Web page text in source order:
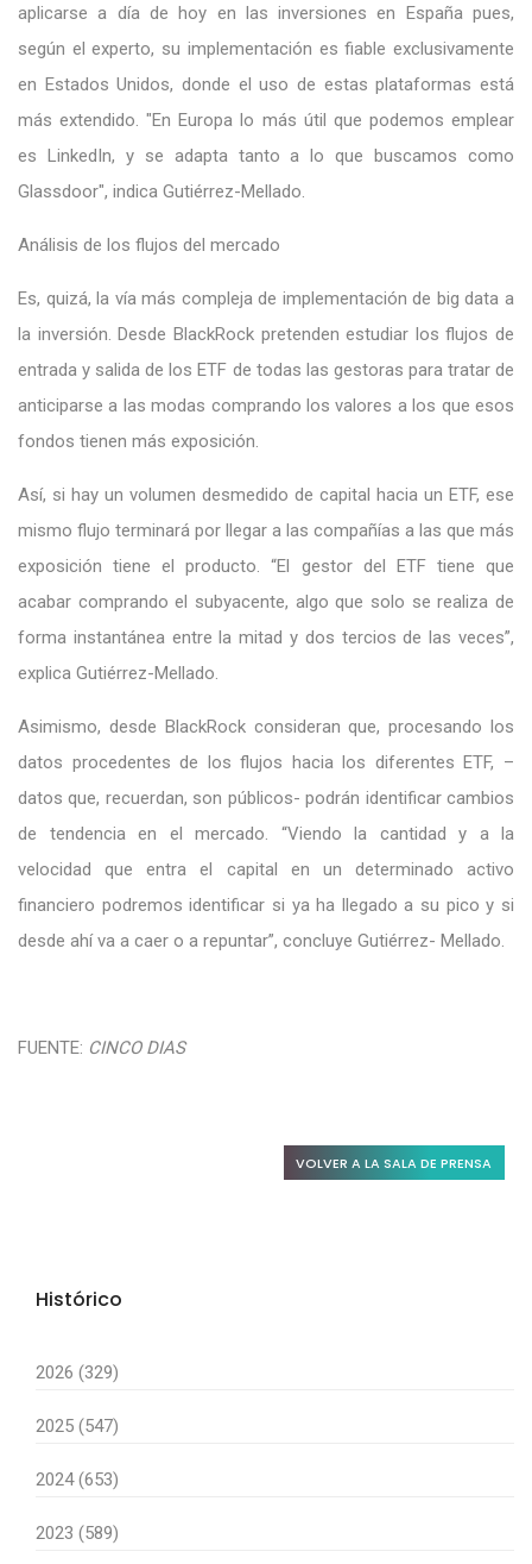
aplicarse a día de hoy en las inversiones en España pues,
según el experto, su implementación es fiable exclusivamente
en Estados Unidos, donde el uso de estas plataformas está
más extendido. "En Europa lo más útil que podemos emplear
es LinkedIn, y se adapta tanto a lo que buscamos como
Glassdoor", indica Gutiérrez-Mellado.
Análisis de los flujos del mercado
Es, quizá, la vía más compleja de implementación de big data a
la inversión. Desde BlackRock pretenden estudiar los flujos de
entrada y salida de los ETF de todas las gestoras para tratar de
anticiparse a las modas comprando los valores a los que esos
fondos tienen más exposición.
Así, si hay un volumen desmedido de capital hacia un ETF, ese
mismo flujo terminará por llegar a las compañías a las que más
exposición tiene el producto. “El gestor del ETF tiene que
acabar comprando el subyacente, algo que solo se realiza de
forma instantánea entre la mitad y dos tercios de las veces”,
explica Gutiérrez-Mellado.
Asimismo, desde BlackRock consideran que, procesando los
datos procedentes de los flujos hacia los diferentes ETF, –
datos que, recuerdan, son públicos- podrán identificar cambios
de tendencia en el mercado. “Viendo la cantidad y a la
velocidad que entra el capital en un determinado activo
financiero podremos identificar si ya ha llegado a su pico y si
desde ahí va a caer o a repuntar”, concluye Gutiérrez- Mellado.
FUENTE: CINCO DIAS
VOLVER A LA SALA DE PRENSA
Histórico
2026 (329)
2025 (547)
2024 (653)
2023 (589)